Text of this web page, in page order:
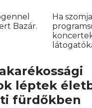
Bazár.
Ha
léptek
fürdőkben